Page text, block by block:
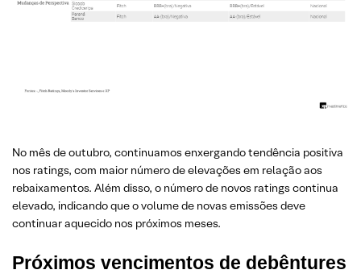
No mês de outubro, continuamos enxergando tendência positiva
nos ratings, com maior número de elevações em relação aos
rebaixamentos. Além disso, o número de novos ratings continua
elevado, indicando que o volume de novas emissões deve
continuar aquecido nos próximos meses.
Próximos vencimentos de debêntures